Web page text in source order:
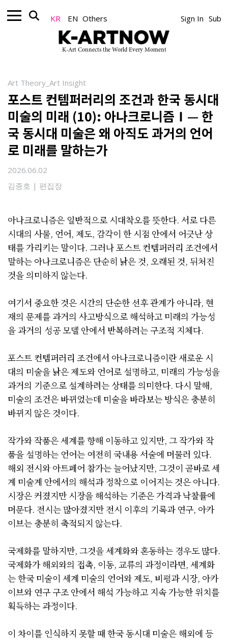
KR EN Others Sign In Sub
K-Art Connects the World Every Moment
Art Theory_Art Insight
포스트 컨템퍼러리의 조건과 한국 동시대
미술의 미래 (10): 아나크로니즘Ⅰ— 한
국 동시대 미술은 왜 아직도 과거의 언어
로 미래를 말하는가
2026.06.02
김종호 | 편집장
아나크로니즘은 일반적으로 시대착오를 뜻한다. 서로 다른
시대의 사물, 언어, 제도, 감각이 한 시점 안에서 어긋난 상
태를 가리키는 말이다. 그러나 포스트 컨템퍼러리 조건에서
말하는 아나크로니즘은 단순히 낡은 것, 오래된 것, 뒤처진
것을 의미하지 않는다.
여기서 중요한 것은 시간의 단순한 선후 관계가 아니라, 현
재의 문제를 과거의 사고방식으로 해석하고 미래의 가능성
을 과거의 성공 모델 안에서 반복하려는 구조적 지체다.
포스트 컨템퍼러리 조건에서 아나크로니즘이란 새로운 시
대의 미술을 낡은 제도와 언어로 설명하고, 미래의 가능성을
과거의 기준으로 설계하려는 상태를 의미한다. 다시 말해,
미술의 조건은 바뀌었는데 미술을 바라보는 방식은 충분히
바뀌지 않은 것이다.
작가와 작품은 세계를 향해 이동하고 있지만, 그 작가와 작
품을 설명하는 언어는 여전히 국내용 서술에 머물러 있다.
해외 전시와 아트페어 참가는 늘어났지만, 그것이 곧바로 세
계 미술계 안에서의 해석과 정착으로 이어지는 것은 아니다.
시장은 커졌지만 시장을 해석하는 기준은 가격과 낙찰률에
머문다. 전시는 많아졌지만 전시 이후의 기록과 연구, 아카
이브는 충분히 축적되지 않는다.
국제화를 말하지만, 그것을 세계화와 혼동하는 경우도 많다.
국제화가 해외와의 접촉, 이동, 교류의 과정이라면, 세계화
는 한국 미술이 세계 미술의 언어와 제도, 비평과 시장, 아카
이브와 연구 구조 안에서 해석 가능하고 지속 가능한 위치를
획득하는 과정이다.
이 차이를 인식하지 못할 때 한국 동시대 미술은 해외에 등